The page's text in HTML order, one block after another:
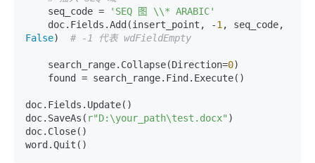
    seq_code =
'SEQ 图 \\* ARABIC'
    doc.Fields.Add(insert_point, -
1
False) # -1 代表 wdFieldEmpty
    search_range.Collapse(Direction=
0)
doc.Fields.Update()
doc.SaveAs( r"D:\your_path\test.docx" )
doc.Close()